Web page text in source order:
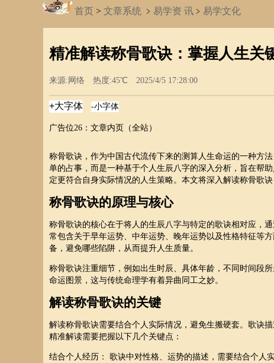
首页 > 文章系统 ﹥ 易学资 讯 ﹥ 易学文化
精准解读称骨歌诀：掌握人生关
来源:网络 热度:45℃ 2025/4/5 17:28:00
广告位26：文章内页（全站）
称骨歌诀，作为中国古代流传下来的测算人生命运的一种方
单的占事，而是一种基于个人生辰八字的深入分析，旨在帮
定更符合自身实际情况的人生策略。本文将深入解读称骨歌
称骨歌诀的原理与核心
称骨歌诀的核心在于将人的生辰八字与特定的歌诀相对应，
常包含关于早年运势、中年运势、晚年运势以及性格特征等
备，避免哪些陷阱，从而提升人生质量。
称骨歌诀注重细节，例如出生时辰、具体年龄，不同时间段
命运图景，这与传统命理学有着异曲同工之妙。
解读称骨歌诀的关键
解读称骨歌诀需要结合个人实际情况，避免生搬硬套。歌诀
精准解读需要把握以下几个关键点：
结合个人经历： 歌诀中对性格、运势的描述，需要结合个人